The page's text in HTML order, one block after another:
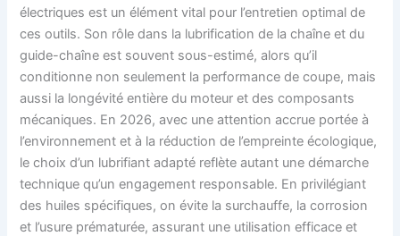
électriques est un élément vital pour l’entretien optimal de
ces outils. Son rôle dans la lubrification de la chaîne et du
guide-chaîne est souvent sous-estimé, alors qu’il
conditionne non seulement la performance de coupe, mais
aussi la longévité entière du moteur et des composants
mécaniques. En 2026, avec une attention accrue portée à
l’environnement et à la réduction de l’empreinte écologique,
le choix d’un lubrifiant adapté reflète autant une démarche
technique qu’un engagement responsable. En privilégiant
des huiles spécifiques, on évite la surchauffe, la corrosion
et l’usure prématurée, assurant une utilisation efficace et